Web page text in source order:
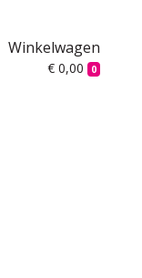
Winkelwagen
€ 0,00 0